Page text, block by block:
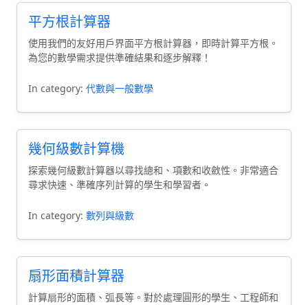
平方根計算器
使用我們的友好用戶界面平方根計算器，即時計算平方根。
為您的數學需求提供準確結果和逐步解釋！
In category: 代數與一般數學
幾何級數計算機
探索幾何級數計算器以尋找總和、項數和收斂性。非常適合
尋求快速、準確序列計算的學生和學習者。
In category: 數列與級數
扇形面積計算器
計算扇形的面積、弧長等。對於處理圓形的學生、工程師和